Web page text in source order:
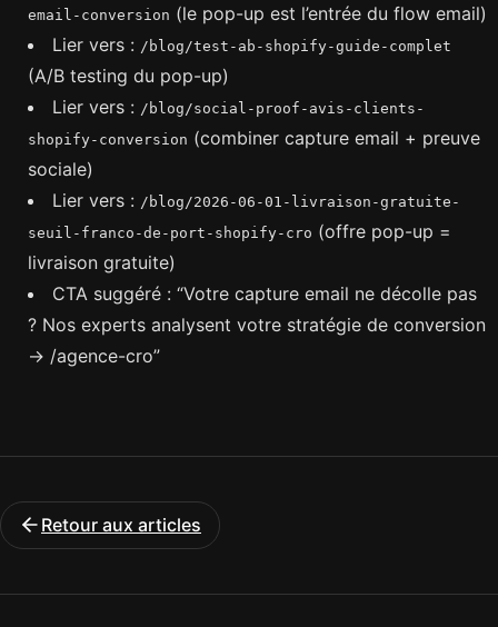
email-conversion (le pop-up est l’entrée du flow email)
Lier vers : /blog/test-ab-shopify-guide-complet
(A/B testing du pop-up)
Lier vers : /blog/social-proof-avis-clients-
shopify-conversion (combiner capture email + preuve
sociale)
Lier vers : /blog/2026-06-01-livraison-gratuite-
seuil-franco-de-port-shopify-cro (offre pop-up =
livraison gratuite)
CTA suggéré : “Votre capture email ne décolle pas
? Nos experts analysent votre stratégie de conversion
→ /agence-cro”
Retour aux articles